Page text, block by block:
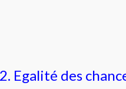
2. Egalité des